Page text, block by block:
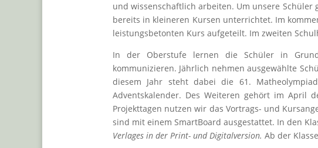
und wissenschaftlich arbeiten. Um unsere
bereits in kleineren Kursen unterrichtet. Im
leistungsbetonten Kurs aufgeteilt. Im zweiten
In der Oberstufe lernen die Schüler in
kommunizieren. Jährlich nehmen ausgewählte
diesem Jahr steht dabei die 61.
Adventskalender. Des Weiteren gehört im April
Projekttagen nutzen wir das Vortrags- und
sind mit einem SmartBoard ausgestattet. In den
Verlages in der Print- und Digitalversion. Ab der